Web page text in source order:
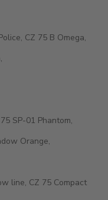
CZ 75 B Omega,
SP-01 Phantom,
Orange,
line, CZ 75 Compact